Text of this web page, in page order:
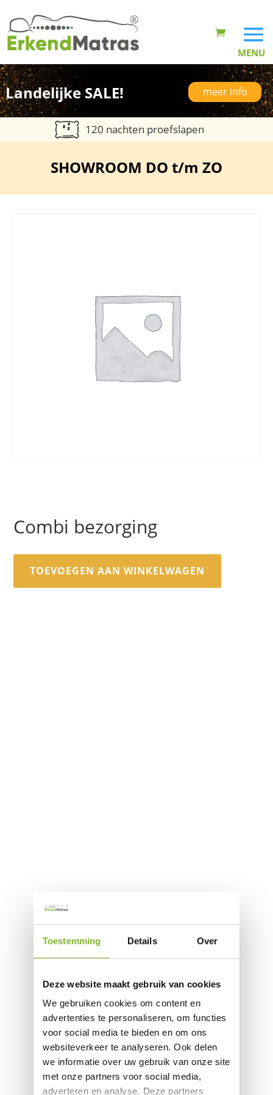
Toestemming Details Over
Deze website maakt gebruik van cookies
We gebruiken cookies om content en
advertenties te personaliseren, om functies
voor social media te bieden en om ons
websiteverkeer te analyseren. Ook delen
we informatie over uw gebruik van onze site
met onze partners voor social media,
adverteren en analyse. Deze partners
Landelijke SALE! meer info
120 nachten proefslapen
SHOWROOM DO t/m ZO
Combi bezorging
TOEVOEGEN AAN WINKELWAGEN